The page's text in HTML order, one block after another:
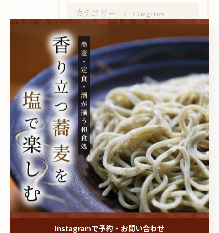
カテゴリー Categories
全てのカテゴリー
ランチ
ディナー
居酒屋
酒
夜中
最近の投稿 Recent Posts
2026/08/01
Instagramで予約・お問い合わせ